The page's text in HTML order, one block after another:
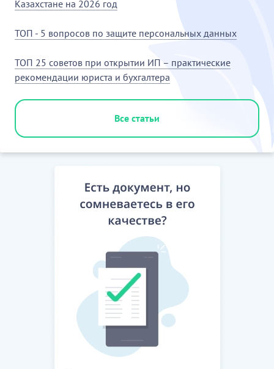
Казахстане на 2026 год
ТОП - 5 вопросов по защите персональных данных
ТОП 25 советов при открытии ИП – практические
рекомендации юриста и бухгалтера
Все статьи